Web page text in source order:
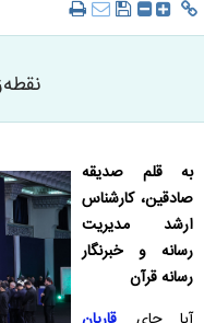
به قلم صدیقه
صادقین، کارشناس
ارشد مدیریت
رسانه و خبرنگار
رسانه قرآن